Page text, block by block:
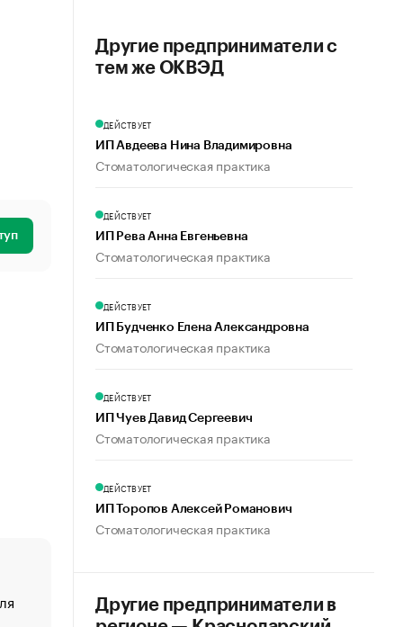
«От спорта тело стареет иначе». Как живет глава
создавшей GTA
Другие предприниматели с
тем же ОКВЭД
ДЕЙСТВУЕТ
ИП Авдеева Нина Владимировна
Стоматологическая практика
ДЕЙСТВУЕТ
ИП Рева Анна Евгеньевна
Стоматологическая практика
ДЕЙСТВУЕТ
ИП Будченко Елена Александровна
Стоматологическая практика
ДЕЙСТВУЕТ
ИП Чуев Давид Сергеевич
Стоматологическая практика
ДЕЙСТВУЕТ
ИП Торопов Алексей Романович
Стоматологическая практика
Другие предприниматели в